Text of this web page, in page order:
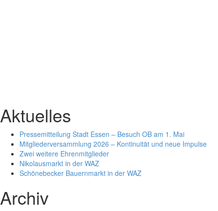
Aktuelles
Pressemitteilung Stadt Essen – Besuch OB am 1. Mai
Mitgliederversammlung 2026 – Kontinuität und neue Impulse
Zwei weitere Ehrenmitglieder
Nikolausmarkt in der WAZ
Schönebecker Bauernmarkt in der WAZ
Archiv